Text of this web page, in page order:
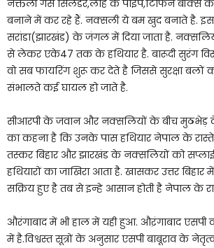
नक्तली गैस सिलेंडेर,लोहे के पाईप,टिफिन बॉक्स
बनाने में कर रहे हैं. नक्सली ये बम खुद बनाते है.
सरांडा(झारखंड) के जंगल में दिया जाता है.
से लेकर एके47 तक के हथियार है. बारूदी सुरंग
वो सब फायरिंग शुरू कर देते है जिससे सुरक्षा बलों
संभालते कई घायल हो जाते है.
सीआरपी के जवान और नक्सलियों के बीच मुठभेड़
का कहना है कि उनके पास हथियार नेपाल के
तस्कर बिहार और झारखंड के नक्सलियों को
हथियारों का जाखिरा आता है. खासकर उत्तर
सक्रिय हुए है तब से इन्हे आसान होती है नेपाल के
औरंगाबाद में भी हाल में यही हुआ. औऱंगाबाद
में है.विश्वस्त सूत्रों के अनुसार एसपी बाबूराव के